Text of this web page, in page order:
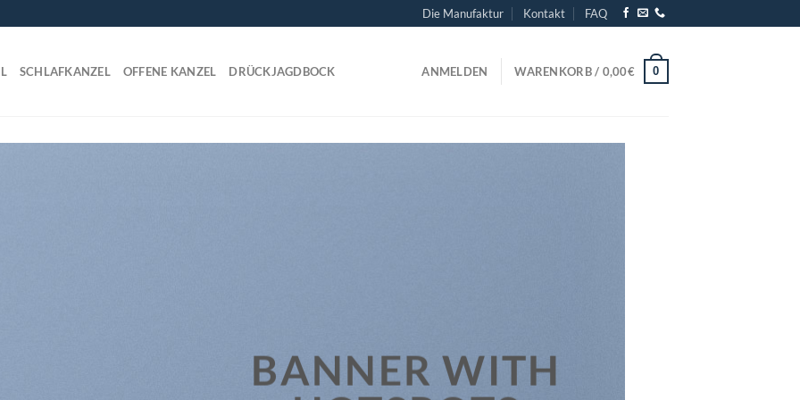
Die Manufaktur Kontakt FAQ
SCHLAFKANZEL OFFENE KANZEL DRÜCKJAGDBOCK ANMELDEN WARENKORB / 0,00€ 0
BANNER WITH